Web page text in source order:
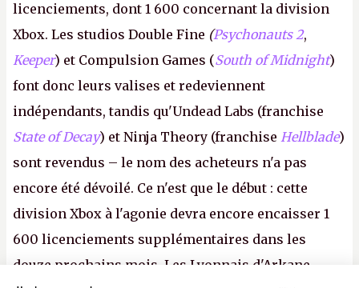
licenciements, dont 1 600 concernant la division
Xbox. Les studios Double Fine (Psychonauts 2,
Keeper) et Compulsion Games (South of Midnight)
font donc leurs valises et redeviennent
indépendants, tandis qu'Undead Labs (franchise
State of Decay) et Ninja Theory (franchise Hellblade)
sont revendus – le nom des acheteurs n'a pas
encore été dévoilé. Ce n'est que le début : cette
division Xbox à l'agonie devra encore encaisser 1
600 licenciements supplémentaires dans les
douze prochains mois. Les Lyonnais d'Arkane